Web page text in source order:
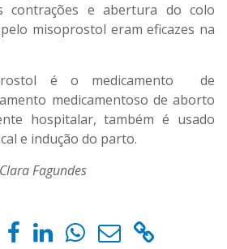
contrações e abertura do colo
misoprostol eram eficazes na
é o medicamento de
medicamentoso de aborto
hospitalar, também é usado
e indução do parto.
Fagundes